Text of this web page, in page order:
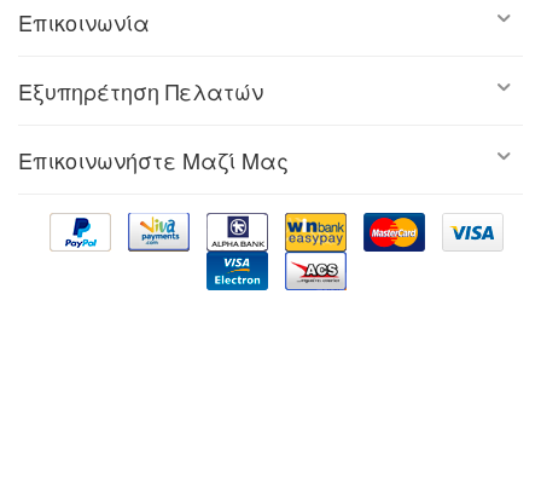
Επικοινωνία
Εξυπηρέτηση Πελατών
Επικοινωνήστε Μαζί Μας